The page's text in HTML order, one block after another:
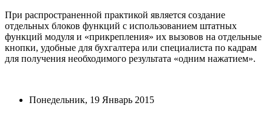
При распространенной практикой является создание
отдельных блоков функций с использованием штатных
функций модуля и «прикрепления» их вызовов на отдельные
кнопки, удобные для бухгалтера или специалиста по кадрам
для получения необходимого результата «одним нажатием».
Понедельник, 19 Январь 2015